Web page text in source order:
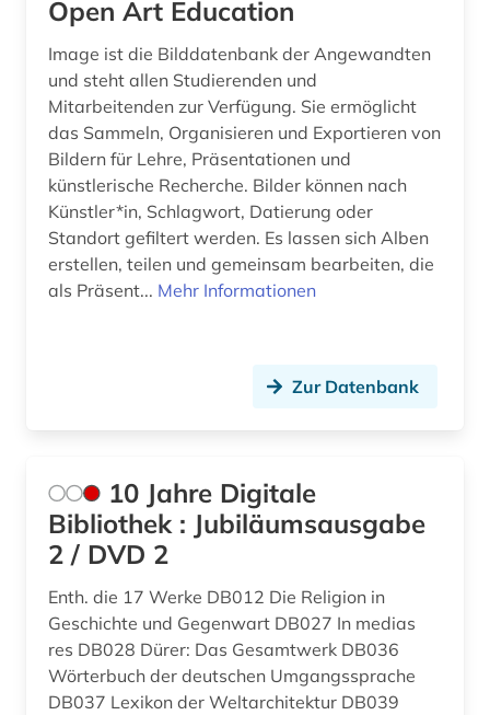
avantgarde (1)
baden-württemberg (1)
barock (1)
bauabrechnung (1)
bauakademie (1)
baudenkmal (4)
bauen im bestand (1)
bauforschung (3)
baugerät (1)
baugeräte (1)
Niedersachsen (1)
Nordrhein-Westfalen (1)
Norwegen (2)
Oesterreich (19)
Polen (2)
Rheinland-Pfalz (1)
Suedasien (1)
Tschechische Republik (2)
USA (6)
Ungarn (1)
Open Art Education
Image ist die Bilddatenbank der Angewandten
und steht allen Studierenden und
Mitarbeitenden zur Verfügung. Sie ermöglicht
das Sammeln, Organisieren und Exportieren von
Bildern für Lehre, Präsentationen und
künstlerische Recherche. Bilder können nach
Künstler*in, Schlagwort, Datierung oder
Standort gefiltert werden. Es lassen sich Alben
erstellen, teilen und gemeinsam bearbeiten, die
als Präsent... Mehr Informationen
Zur Datenbank
10 Jahre Digitale
Bibliothek : Jubiläumsausgabe
2 / DVD 2
Enth. die 17 Werke DB012 Die Religion in
Geschichte und Gegenwart DB027 In medias
res DB028 Dürer: Das Gesamtwerk DB036
Wörterbuch der deutschen Umgangssprache
DB037 Lexikon der Weltarchitektur DB039